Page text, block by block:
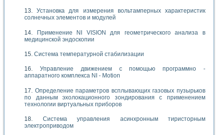
Установка для измерения вольтамперных характеристик
солнечных элементов и модулей
Применение NI VISION для геометрического анализа в
медицинской эндоскопии
Система температурной стабилизации
Управление движением с помощью программно -
аппаратного комплекса NI - Motion
Определение параметров всплывающих газовых пузырьков
по данным эхолокационного зондирования с применением
технологии виртуальных приборов
Система управления асинхронным тиристорным
электроприводом